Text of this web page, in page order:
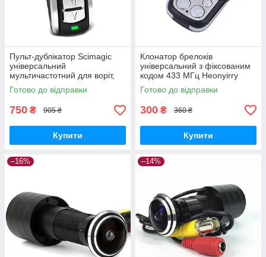
Пульт-дублікатор Scimagic
універсальний
мультичастотний для воріт,
шлагбаумів, ролет,
копіювальник GoodPlace -
Готово до відправки
750 ₴ 905 ₴
Купити
Клонатор брелоків
універсальний з фіксованим
кодом 433 МГц Heonyirry
C074 GoodPlace -worry-free-
shopping-
Готово до відправки
300 ₴ 360 ₴
Купити
–16% –14%